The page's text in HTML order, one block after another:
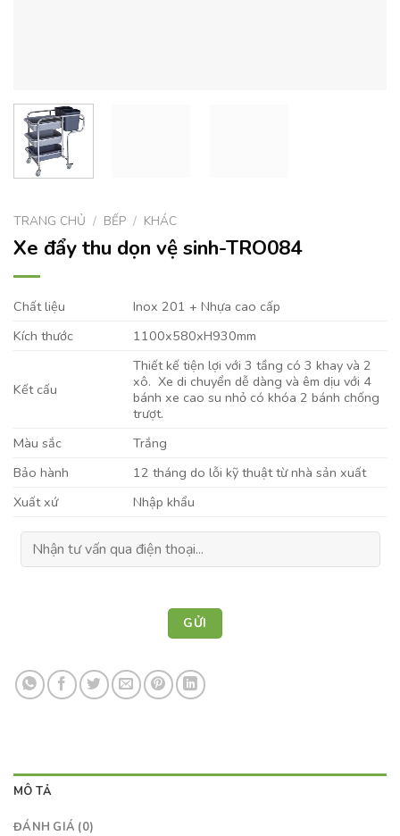
TRANG CHỦ / BẾP / KHÁC
Xe đẩy thu dọn vệ sinh-TRO084
Chất liệu
Inox 201 + Nhựa cao cấp
Kích thước
1100x580xH930mm
Kết cấu
Thiết kế tiện lợi với 3 tầng có 3 khay và 2
xô. Xe di chuyển dễ dàng và êm dịu với 4
bánh xe cao su nhỏ có khóa 2 bánh chống
trượt.
Màu sắc
Trắng
Bảo hành
12 tháng do lỗi kỹ thuật từ nhà sản xuất
Xuất xứ
Nhập khẩu
MÔ TẢ
ĐÁNH GIÁ (0)